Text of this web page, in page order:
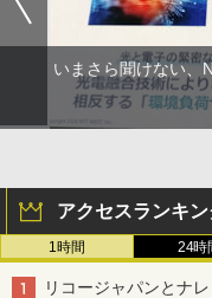
いまさら聞けない、
アクセスランキン
1時間 24時
リコージャパンとナ